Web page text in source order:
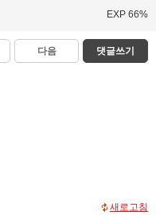
EXP 66%
다음 댓글쓰기
새로고침